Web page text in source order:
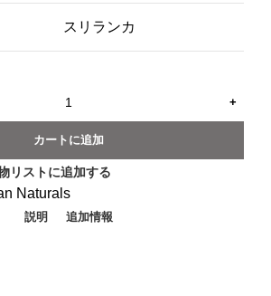
スリランカ
カートに追加
リストに追加する
Naturals
説明 追加情報